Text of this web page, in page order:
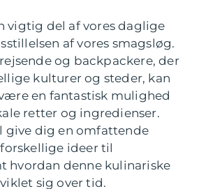
vigtig del af vores daglige
af vores smagsløg.
og backpackere, der
kulturer og steder, kan
en fantastisk mulighed
retter og ingredienser.
give dig en omfattende
ideer til
hvordan denne kulinariske
sig over tid.